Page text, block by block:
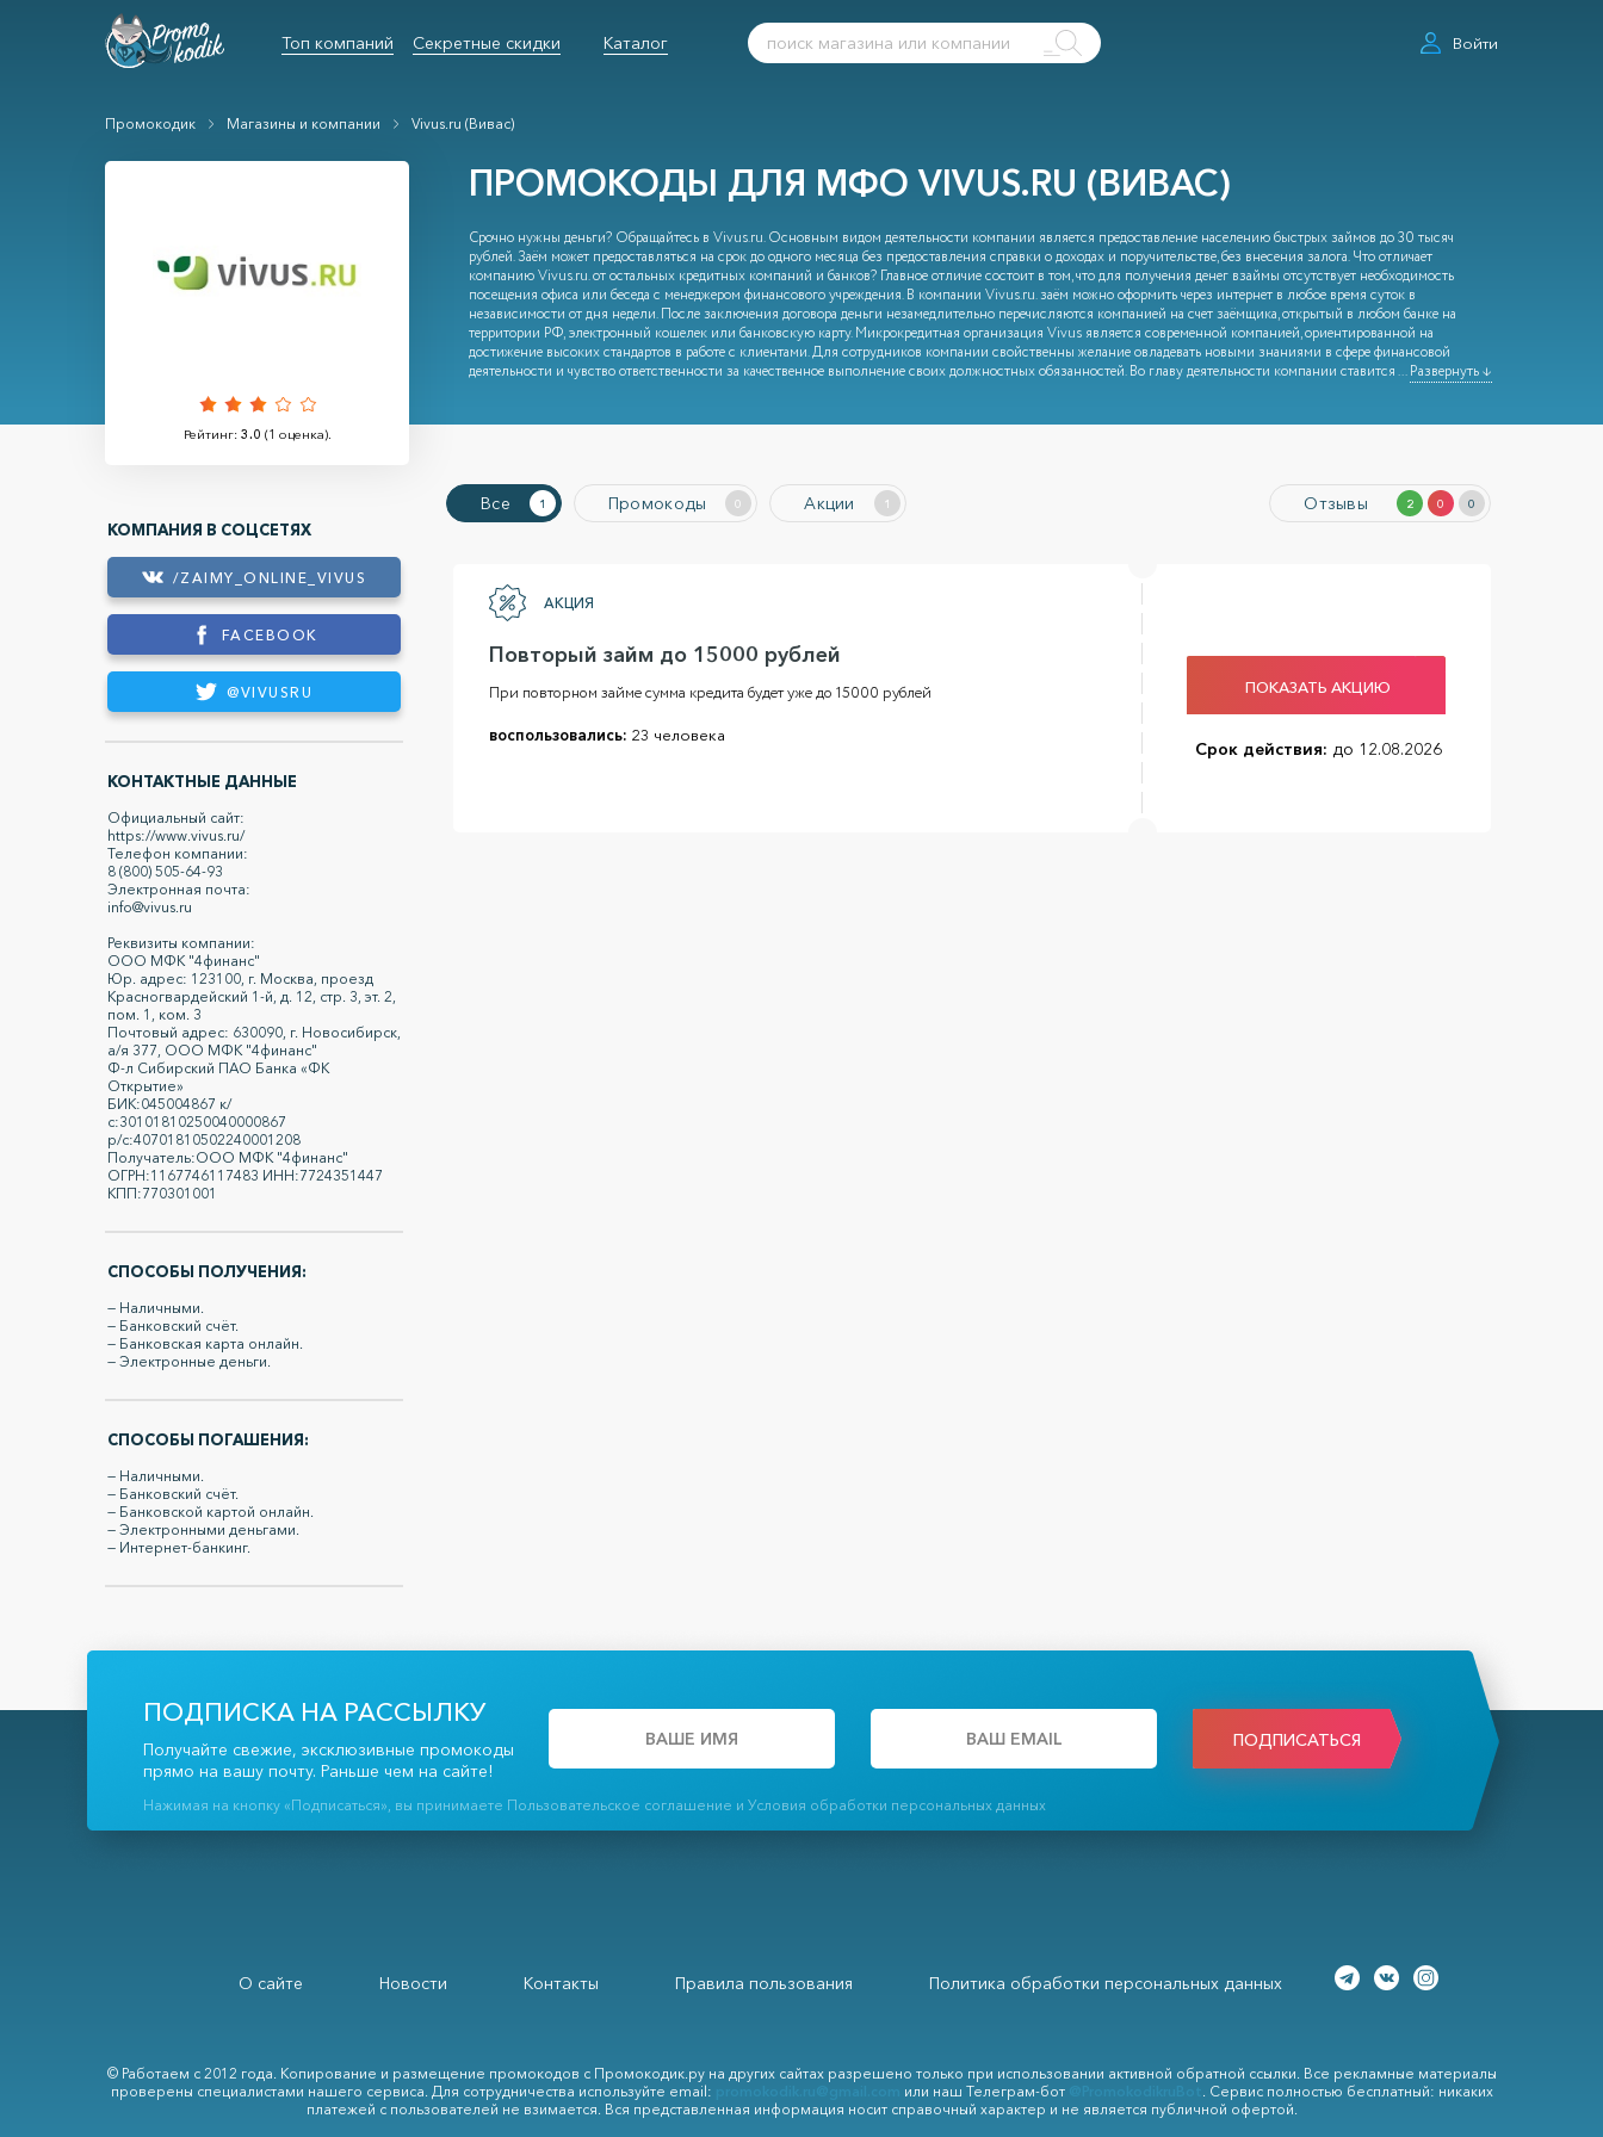
Топ компаний Секретные скидки Каталог Войти
Промокодик Магазины и компании Vivus.ru (Вивас)
Рейтинг: 3.0 (1 оценка).
ПРОМОКОДЫ ДЛЯ МФО VIVUS.RU (ВИВАС)
Срочно нужны деньги? Обращайтесь в Vivus.ru. Основным видом деятельности компании является предоставление населению быстрых займов до 30 тысяч
рублей. Заём может предоставляться на срок до одного месяца без предоставления справки о доходах и поручительстве, без внесения залога. Что отличает
компанию Vivus.ru. от остальных кредитных компаний и банков? Главное отличие состоит в том, что для получения денег взаймы отсутствует необходимость
посещения офиса или беседа с менеджером финансового учреждения. В компании Vivus.ru. заём можно оформить через интернет в любое время суток в
независимости от дня недели. После заключения договора деньги незамедлительно перечисляются компанией на счет заёмщика, открытый в любом банке на
территории РФ, электронный кошелек или банковскую карту. Микрокредитная организация Vivus является современной компанией, ориентированной на
достижение высоких стандартов в работе с клиентами. Для сотрудников компании свойственны желание овладевать новыми знаниями в сфере финансовой
деятельности и чувство ответственности за качественное выполнение своих должностных обязанностей. Во главу деятельности компании ставится...Развернуть ↓
КОМПАНИЯ В СОЦСЕТЯХ
/ZAIMY_ONLINE_VIVUS
FACEBOOK
@VIVUSRU
КОНТАКТНЫЕ ДАННЫЕ
Официальный сайт:
https://www.vivus.ru/
Телефон компании:
8 (800) 505-64-93
Электронная почта:
info@vivus.ru
Реквизиты компании:
ООО МФК "4финанс"
Юр. адрес: 123100, г. Москва, проезд
Красногвардейский 1-й, д. 12, стр. 3, эт. 2,
пом. 1, ком. 3
Почтовый адрес: 630090, г. Новосибирск,
а/я 377, ООО МФК "4финанс"
Ф-л Сибирский ПАО Банка «ФК
Открытие»
БИК:045004867 к/
с:30101810250040000867
р/с:40701810502240001208
Получатель:ООО МФК "4финанс"
ОГРН:1167746117483 ИНН:7724351447
КПП:770301001
СПОСОБЫ ПОЛУЧЕНИЯ:
— Наличными.
— Банковский счёт.
— Банковская карта онлайн.
— Электронные деньги.
СПОСОБЫ ПОГАШЕНИЯ:
— Наличными.
— Банковский счёт.
— Банковской картой онлайн.
— Электронными деньгами.
— Интернет-банкинг.
Все 1 Промокоды 0 Акции 1 Отзывы 2 0 0
АКЦИЯ
Повторый займ до 15000 рублей
При повторном займе сумма кредита будет уже до 15000 рублей
воспользовались: 23 человека
ПОКАЗАТЬ АКЦИЮ
Срок действия: до 12.08.2026
ПОДПИСКА НА РАССЫЛКУ
Получайте свежие, эксклюзивные промокоды
прямо на вашу почту. Раньше чем на сайте!
ПОДПИСАТЬСЯ
Нажимая на кнопку «Подписаться», вы принимаете Пользовательское соглашение и Условия обработки персональных данных
О сайте Новости Контакты Правила пользования Политика обработки персональных данных
© Работаем с 2012 года. Копирование и размещение промокодов с Промокодик.ру на других сайтах разрешено только при использовании активной обратной ссылки. Все рекламные материалы
проверены специалистами нашего сервиса. Для сотрудничества используйте email:
или наш Телеграм-бот
. Сервис полностью бесплатный: никаких
платежей с пользователей не взимается. Вся представленная информация носит справочный характер и не является публичной офертой.